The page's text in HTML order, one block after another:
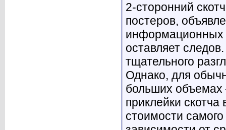
2-сторонний
постеров,
информационных
оставляет
тщательного
Однако, для
больших
приклейки
стоимости